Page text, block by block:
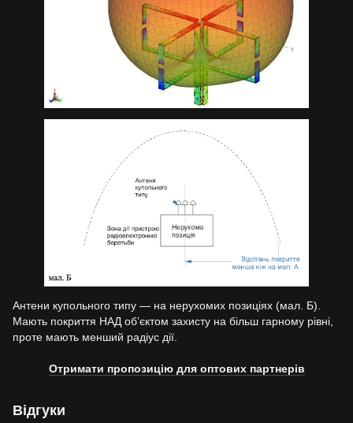
Антени купольного типу — на нерухомих позиціях (мал. Б).
Мають покриття НАД об’єктом захисту на більш гарному рівні,
проте мають менший радіус дії.
Отримати пропозицію для оптових партнерів
Відгуки